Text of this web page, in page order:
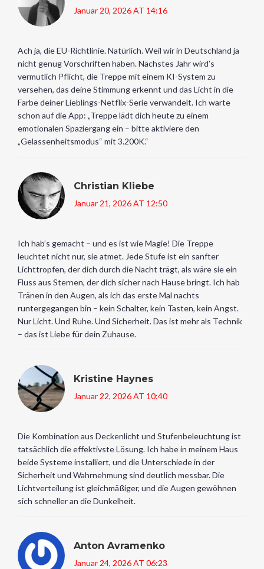
Januar 20, 2026 AT 14:16
Ach ja, die EU-Richtlinie. Natürlich. Weil wir in Deutschland ja
nicht genug Vorschriften haben. Nächstes Jahr wird’s
vermutlich Pflicht, die Treppe mit einem KI-System zu
versehen, das deine Stimmung erkennt und das Licht in die
Farbe deiner Lieblings-Netflix-Serie verwandelt. Ich warte
schon auf die App: „Treppe lädt dich heute zu einem
emotionalen Spaziergang ein – bitte aktiviere den
„Gelassenheitsmodus“ mit 3.200K.“
Christian Kliebe
Januar 21, 2026 AT 12:50
Ich hab’s gemacht – und es ist wie Magie! Die Treppe
leuchtet nicht nur, sie atmet. Jede Stufe ist ein sanfter
Lichttropfen, der dich durch die Nacht trägt, als wäre sie ein
Fluss aus Sternen, der dich sicher nach Hause bringt. Ich hab
Tränen in den Augen, als ich das erste Mal nachts
runtergegangen bin – kein Schalter, kein Tasten, kein Angst.
Nur Licht. Und Ruhe. Und Sicherheit. Das ist mehr als Technik
– das ist Liebe für dein Zuhause.
Kristine Haynes
Januar 22, 2026 AT 10:40
Die Kombination aus Deckenlicht und Stufenbeleuchtung ist
tatsächlich die effektivste Lösung. Ich habe in meinem Haus
beide Systeme installiert, und die Unterschiede in der
Sicherheit und Wahrnehmung sind deutlich messbar. Die
Lichtverteilung ist gleichmäßiger, und die Augen gewöhnen
sich schneller an die Dunkelheit.
Anton Avramenko
Januar 24, 2026 AT 06:23